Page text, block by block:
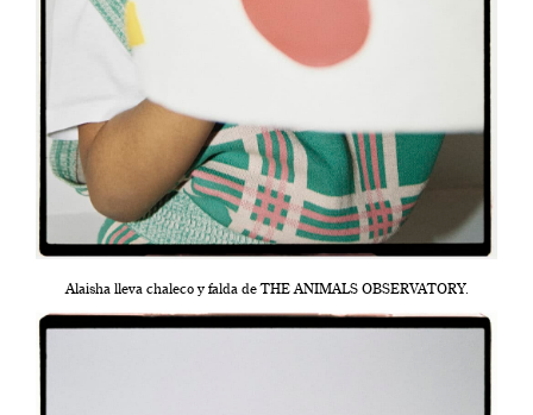
Alaisha lleva chaleco y falda de THE ANIMALS OBSERVATORY.